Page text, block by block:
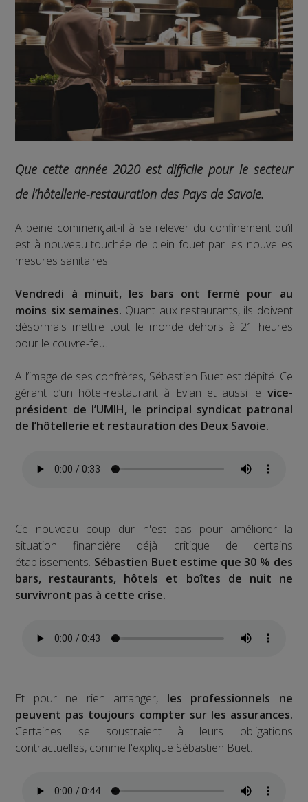
Que cette année 2020 est difficile pour le secteur
de l’hôtellerie-restauration des Pays de Savoie.
A peine commençait-il à se relever du confinement qu’il
est à nouveau touchée de plein fouet par les nouvelles
mesures sanitaires.
Vendredi à minuit, les bars ont fermé pour au
moins six semaines. Quant aux restaurants, ils doivent
désormais mettre tout le monde dehors à 21 heures
pour le couvre-feu.
A l’image de ses confrères, Sébastien Buet est dépité. Ce
gérant d’un hôtel-restaurant à Evian et aussi le vice-
président de l’UMIH, le principal syndicat patronal
de l’hôtellerie et restauration des Deux Savoie.
Ce nouveau coup dur n'est pas pour améliorer la
situation financière déjà critique de certains
établissements. Sébastien Buet estime que 30 % des
bars, restaurants, hôtels et boîtes de nuit ne
survivront pas à cette crise.
Et pour ne rien arranger, les professionnels ne
peuvent pas toujours compter sur les assurances.
Certaines se soustraient à leurs obligations
contractuelles, comme l'explique Sébastien Buet.